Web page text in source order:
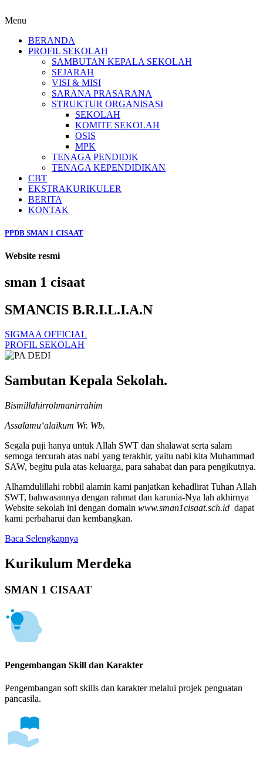
Menu
BERANDA
PROFIL SEKOLAH
SAMBUTAN KEPALA SEKOLAH
SEJARAH
VISI & MISI
SARANA PRASARANA
STRUKTUR ORGANISASI
SEKOLAH
KOMITE SEKOLAH
OSIS
MPK
TENAGA PENDIDIK
TENAGA KEPENDIDIKAN
CBT
EKSTRAKURIKULER
BERITA
KONTAK
PPDB SMAN 1 CISAAT
Website resmi
sman 1 cisaat
SMANCIS B.R.I.L.I.A.N
SIGMAA OFFICIAL
PROFIL SEKOLAH
Sambutan Kepala Sekolah.
Bismillahirrohmanirrahim
Assalamu‘alaikum Wr. Wb.
Segala puji hanya untuk Allah SWT dan shalawat serta salam
semoga tercurah atas nabi yang terakhir, yaitu nabi kita Muhammad
SAW, begitu pula atas keluarga, para sahabat dan para pengikutnya.
Alhamdulillahi robbil alamin kami panjatkan kehadlirat Tuhan Allah
SWT, bahwasannya dengan rahmat dan karunia-Nya lah akhirnya
Website sekolah ini dengan domain www.sman1cisaat.sch.id dapat
kami perbaharui dan kembangkan.
Baca Selengkapnya
Kurikulum Merdeka
SMAN 1 CISAAT
Pengembangan Skill dan Karakter
Pengembangan soft skills dan karakter melalui projek penguatan
pancasila.